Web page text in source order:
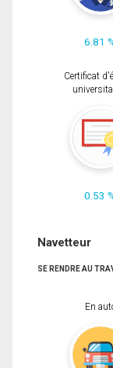
6.81
Certificat
0.53
Navetteur
SE RENDRE AU
En